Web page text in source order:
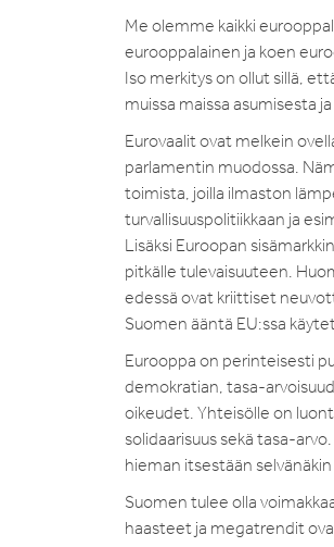
Me olemme kaikki
eurooppalainen ja koen
Iso merkitys on ollut sillä,
muissa maissa asumisesta
Eurovaalit ovat melkein
parlamentin muodossa.
toimista, joilla ilmaston
turvallisuuspolitiikkaan ja
Lisäksi Euroopan
pitkälle tulevaisuuteen.
edessä ovat kriittiset
Suomen ääntä EU:ssa
Eurooppa on perinteisesti
demokratian, tasa-
oikeudet. Yhteisölle on
solidaarisuus sekä tasa-
hieman itsestään
Suomen tulee olla
haasteet ja megatrendit